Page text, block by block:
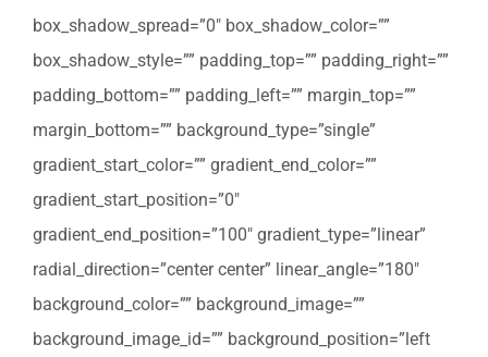
box_shadow_spread=”0″ box_shadow_color=””
box_shadow_style=”” padding_top=”” padding_right=””
padding_bottom=”” padding_left=”” margin_top=””
margin_bottom=”” background_type=”single”
gradient_start_color=”” gradient_end_color=””
gradient_start_position=”0″
gradient_end_position=”100″ gradient_type=”linear”
radial_direction=”center center” linear_angle=”180″
background_color=”” background_image=””
background_image_id=”” background_position=”left